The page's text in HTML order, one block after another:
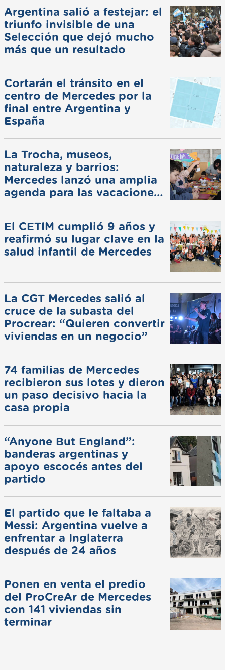
Argentina salió a festejar: el
triunfo invisible de una
Selección que dejó mucho
más que un resultado
Cortarán el tránsito en el
centro de Mercedes por la
final entre Argentina y
España
La Trocha, museos,
naturaleza y barrios:
Mercedes lanzó una amplia
agenda para las vacaciones
El CETIM cumplió 9 años y
reafirmó su lugar clave en la
salud infantil de Mercedes
La CGT Mercedes salió al
cruce de la subasta del
Procrear: “Quieren convertir
viviendas en un negocio”
74 familias de Mercedes
recibieron sus lotes y dieron
un paso decisivo hacia la
casa propia
“Anyone But England”:
banderas argentinas y
apoyo escocés antes del
partido
El partido que le faltaba a
Messi: Argentina vuelve a
enfrentar a Inglaterra
después de 24 años
Ponen en venta el predio
del ProCreAr de Mercedes
con 141 viviendas sin
terminar